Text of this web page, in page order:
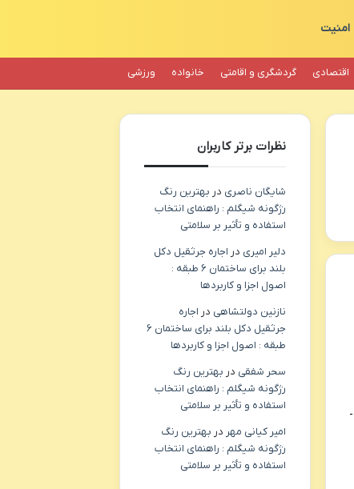
امنیت
اقتصادی گردشگری و اقامتی خانواده ورزشی
نظرات برتر کاربران
شایگان ناصری در بهترین رنگ
رژگونه شیگلم : راهنمای انتخاب
استفاده و تأثیر بر سلامتی
دلیر امیری در اجاره جرثقیل دکل
بلند برای ساختمان ۶ طبقه :
اصول اجزا و کاربردها
نازنین دولتشاهی در اجاره
جرثقیل دکل بلند برای ساختمان ۶
طبقه : اصول اجزا و کاربردها
سحر شفقی در بهترین رنگ
رژگونه شیگلم : راهنمای انتخاب
استفاده و تأثیر بر سلامتی
امیر کیانی مهر در بهترین رنگ
رژگونه شیگلم : راهنمای انتخاب
استفاده و تأثیر بر سلامتی